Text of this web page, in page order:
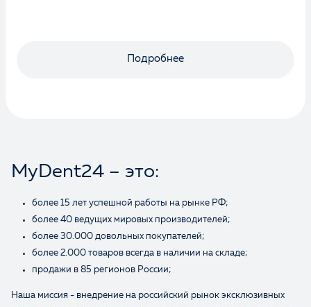
Подробнее
MyDent24 – это:
более 15 лет успешной работы на рынке РФ;
более 40 ведущих мировых производителей;
более 30.000 довольных покупателей;
более 2.000 товаров всегда в наличии на складе;
продажи в 85 регионов России;
Наша миссия - внедрение на российский рынок эксклюзивных